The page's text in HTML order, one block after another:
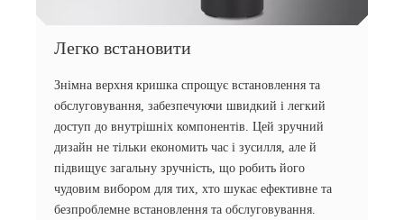
Легко встановити
Знімна верхня кришка спрощує встановлення та
обслуговування, забезпечуючи швидкий і легкий
доступ до внутрішніх компонентів. Цей зручний
дизайн не тільки економить час і зусилля, але й
підвищує загальну зручність, що робить його
чудовим вибором для тих, хто шукає ефективне та
безпроблемне встановлення та обслуговування.